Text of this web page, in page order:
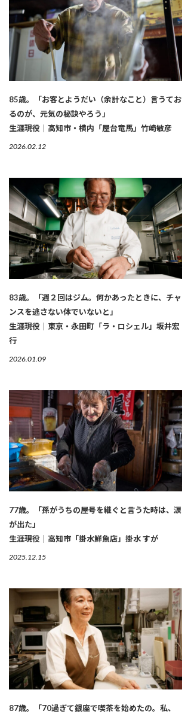
85歳。「お客とようだい（余計なこと）言うてお
るのが、元気の秘訣やろう」
生涯現役｜高知市・横内「屋台竜馬」竹崎敏彦
2026.02.12
83歳。「週２回はジム。何かあったときに、チャ
ンスを逃さない体でいないと」
生涯現役｜東京・永田町「ラ・ロシェル」坂井宏
行
2026.01.09
77歳。「孫がうちの屋号を継ぐと言うた時は、涙
が出た」
生涯現役｜高知市「掛水鮮魚店」掛水 すが
2025.12.15
87歳。「70過ぎて銀座で喫茶を始めたの。私、